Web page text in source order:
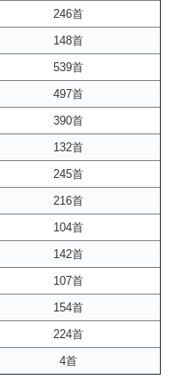
246首
148首
539首
497首
390首
132首
245首
216首
104首
142首
107首
154首
224首
4首